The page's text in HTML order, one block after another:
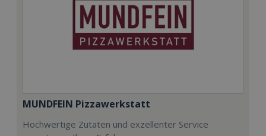
MUNDFEIN Pizzawerkstatt
Hochwertige Zutaten und exzellenter Service